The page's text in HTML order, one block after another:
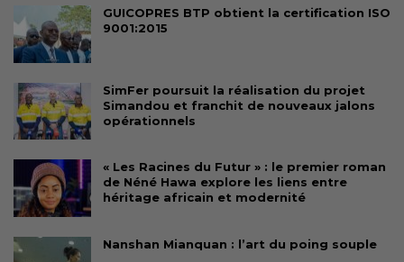
GUICOPRES BTP obtient la certification ISO
9001:2015
SimFer poursuit la réalisation du projet
Simandou et franchit de nouveaux jalons
opérationnels
« Les Racines du Futur » : le premier roman
de Néné Hawa explore les liens entre
héritage africain et modernité
Nanshan Mianquan : l’art du poing souple